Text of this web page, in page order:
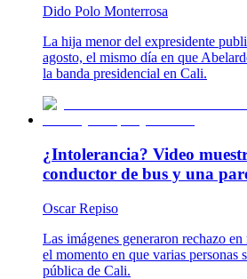
Dido Polo Monterrosa
La hija menor del expresidente
agosto, el mismo día en que
la banda presidencial en Cali.
¿Intolerancia? Video
conductor de bus y una
Oscar Repiso
Las imágenes generaron rechazo
el momento en que varias personas
pública de Cali.